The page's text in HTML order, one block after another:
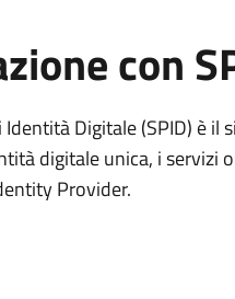
con
Digitale (SPID) è il
digitale unica, i servizi
Provider.